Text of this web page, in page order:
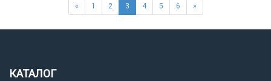
« 1 2 3 4 5 6 »
КАТАЛОГ